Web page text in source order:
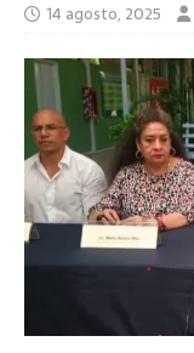
14 agosto, 2025